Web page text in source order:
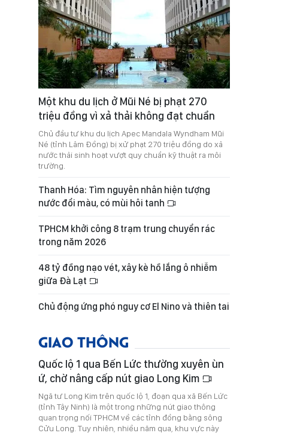
Một khu du lịch ở Mũi Né bị phạt 270
triệu đồng vì xả thải không đạt chuẩn
Chủ đầu tư khu du lịch Apec Mandala Wyndham Mũi
Né (tỉnh Lâm Đồng) bị xử phạt 270 triệu đồng do xả
nước thải sinh hoạt vượt quy chuẩn kỹ thuật ra môi
trường.
Thanh Hóa: Tìm nguyên nhân hiện tượng
nước đổi màu, có mùi hôi tanh
TPHCM khởi công 8 trạm trung chuyển rác
trong năm 2026
48 tỷ đồng nạo vét, xây kè hồ lắng ô nhiễm
giữa Đà Lạt
Chủ động ứng phó nguy cơ El Nino và thiên tai
GIAO THÔNG
Quốc lộ 1 qua Bến Lức thường xuyên ùn
ứ, chờ nâng cấp nút giao Long Kim
Ngã tư Long Kim trên quốc lộ 1, đoạn qua xã Bến Lức
(tỉnh Tây Ninh) là một trong những nút giao thông
quan trọng nối TPHCM về các tỉnh đồng bằng sông
Cửu Long. Tuy nhiên, nhiều năm qua, khu vực này